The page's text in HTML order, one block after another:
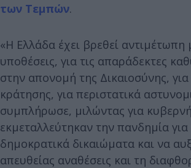
των Τεμπών.
«Η Ελλάδα έχει βρεθεί αντιμέτωπη
υποθέσεις, για τις απαράδεκτες
στην απονομή της Δικαιοσύνης, για
κράτησης, για περιστατικά
συμπλήρωσε, μιλώντας για
εκμεταλλεύτηκαν την πανδημία
δημοκρατικά δικαιώματα και να
απευθείας αναθέσεις και τη